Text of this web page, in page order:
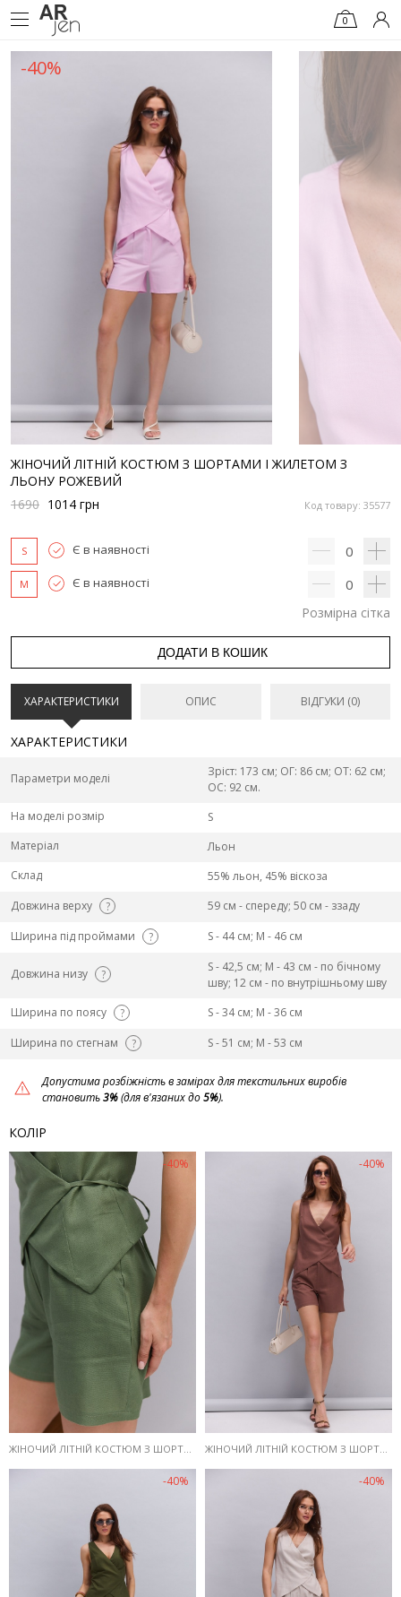
0
-40%
ЖІНОЧИЙ ЛІТНІЙ КОСТЮМ З ШОРТАМИ І ЖИЛЕТОМ З
ЛЬОНУ РОЖЕВИЙ
Код товару: 35577
1690 1014 грн
S Є в наявності 0
M Є в наявності 0
Розмірна сітка
ДОДАТИ В КОШИК
ХАРАКТЕРИСТИКИ ОПИС ВІДГУКИ (0)
ХАРАКТЕРИСТИКИ
Параметри моделі
Зріст: 173 см; ОГ: 86 см; ОТ: 62 см;
ОС: 92 см.
На моделі розмір
S
Матеріал
Льон
Склад
55% льон, 45% віскоза
Довжина верху
?
59 см - спереду; 50 см - ззаду
Ширина під проймами
? S - 44 см; M - 46 см
Довжина низу ?
S - 42,5 см; M - 43 см - по бічному
шву; 12 см - по внутрішньому шву
Ширина по поясу
?
S - 34 см; M - 36 см
Ширина по стегнам
? S - 51 см; M - 53 см
Допустима розбіжність в замірах для текстильних виробів
становить3%(для в'язаних до5%).
КОЛІР
-40%
ЖІНОЧИЙ ЛІТНІЙ КОСТЮМ З ШОРТАМИ І ЖИЛЕТОМ З ЛЬОНУ КОЛЬОРУ СВІТЛИЙ ХАКІ
-40%
ЖІНОЧИЙ ЛІТНІЙ КОСТЮМ З ШОРТАМИ І ЖИЛЕТОМ З ЛЬОНУ КОРИЧНЕВИЙ
-40% -40%